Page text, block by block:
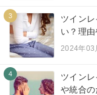
3
ツイン
い？理
2024年03
4
ツイン
や統合の